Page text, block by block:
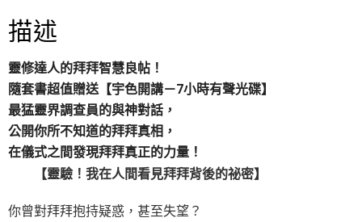
o
k
描述
靈修達人的拜拜智慧良帖！
隨套書超值贈送【宇色開講－7小時有聲光碟】
最猛靈界調查員的與神對話，
公開你所不知道的拜拜真相，
在儀式之間發現拜拜真正的力量！
【靈驗！我在人間看見拜拜背後的祕密】
你曾對拜拜抱持疑惑，甚至失望？